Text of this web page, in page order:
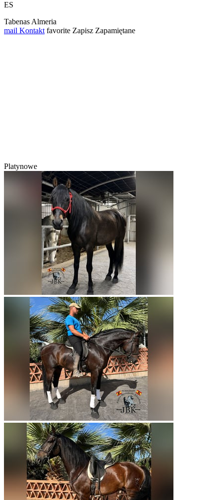
ES
Tabenas Almeria
mail Kontakt favorite Zapisz Zapamiętane
Platynowe